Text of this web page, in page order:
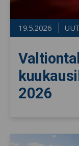
19.5.2026
2026